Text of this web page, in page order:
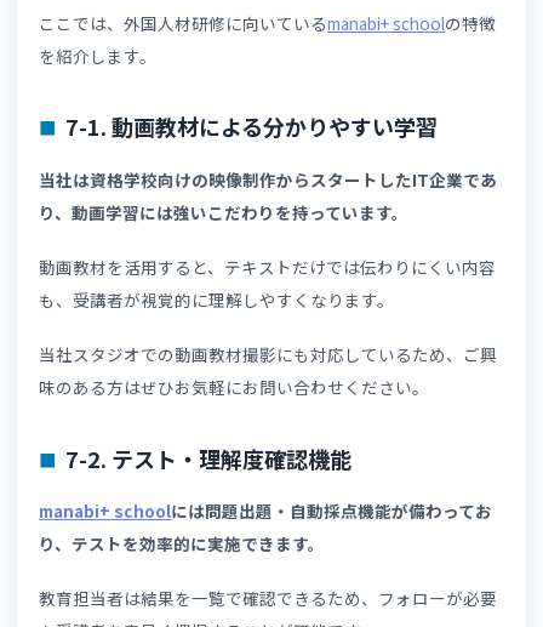
LMSを選ぶうえで、自社と近い業種や規模の企業で活用実
やすくなります。
活用実績から、業界ごとの必要な教育内容に対応している
判断できるでしょう。
6-6. 費用対効果を確認する
なく、教育工数削減や教育品質向上による効果まで含めて
討することが重要です。
安価なシステムでも運用負担が大きければ十分な効果は得
れません。